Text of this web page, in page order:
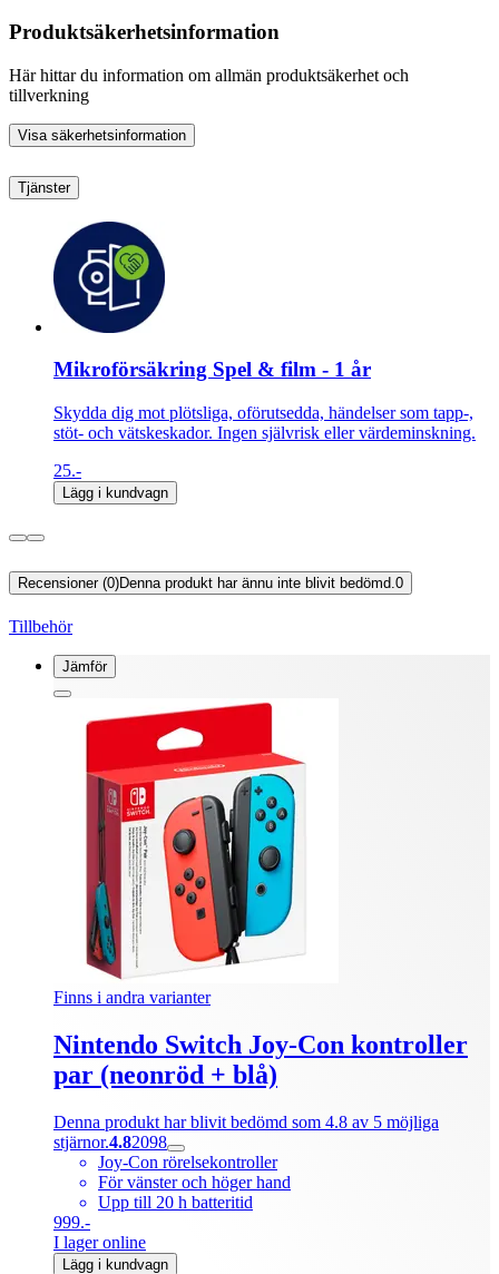
Produktsäkerhetsinformation
Här hittar du information om allmän produktsäkerhet och
tillverkning
Visa säkerhetsinformation
Tjänster
Mikroförsäkring Spel & film - 1 år
Skydda dig mot plötsliga, oförutsedda, händelser som tapp-,
stöt- och vätskeskador. Ingen självrisk eller värdeminskning.
25.-
Lägg i kundvagn
Recensioner (0)Denna produkt har ännu inte blivit bedömd. 0
Tillbehör
Jämför
Finns i andra varianter
Nintendo Switch Joy-Con kontroller
par (neonröd + blå)
Denna produkt har blivit bedömd som 4.8 av 5 möjliga
stjärnor.4.82098
Joy-Con rörelsekontroller
För vänster och höger hand
Upp till 20 h batteritid
999.-
I lager online
Lägg i kundvagn